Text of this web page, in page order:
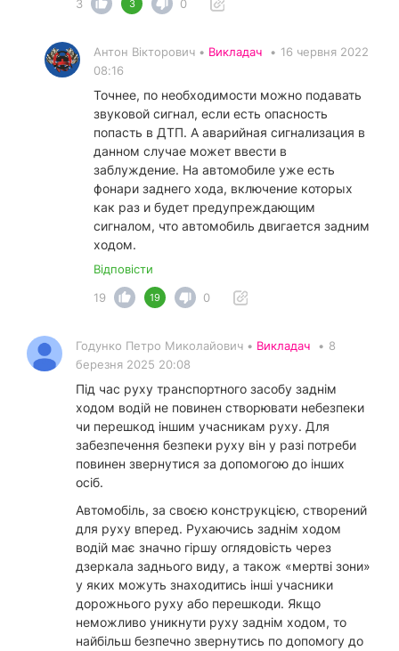
3 3 0
Антон Вікторович • Викладач • 16 червня 2022
08:16
Точнее, по необходимости можно подавать
звуковой сигнал, если есть опасность
попасть в ДТП. А аварийная сигнализация в
данном случае может ввести в
заблуждение. На автомобиле уже есть
фонари заднего хода, включение которых
как раз и будет предупреждающим
сигналом, что автомобиль двигается задним
ходом.
Відповісти
19
19 0
Годунко Петро Миколайович • Викладач • 8
березня 2025 20:08
Під час руху транспортного засобу заднім
ходом водій не повинен створювати небезпеки
чи перешкод іншим учасникам руху. Для
забезпечення безпеки руху він у разі потреби
повинен звернутися за допомогою до інших
осіб.
Автомобіль, за своєю конструкцією, створений
для руху вперед. Рухаючись заднім ходом
водій має значно гіршу оглядовість через
дзеркала заднього виду, а також «мертві зони»
у яких можуть знаходитись інші учасники
дорожнього руху або перешкоди. Якщо
неможливо уникнути руху заднім ходом, то
найбільш безпечно звернутись по допомогу до